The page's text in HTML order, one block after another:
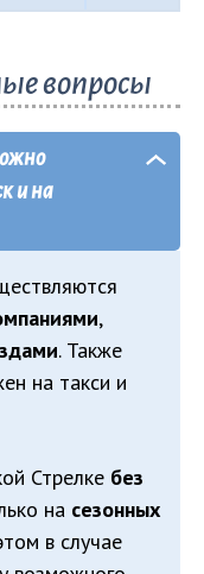
вопросы
и на
,
. Также
на такси и
Стрелке без
на сезонных
в случае